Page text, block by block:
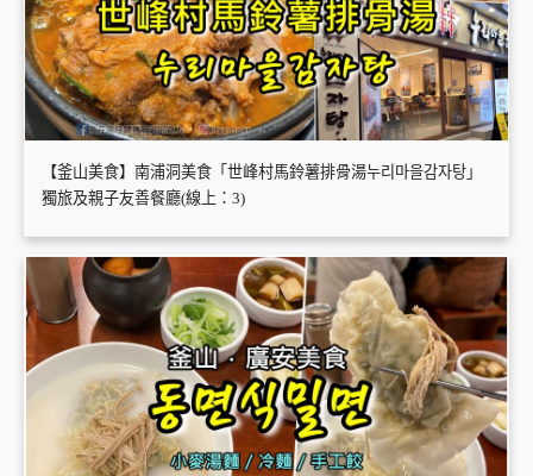
【釜山美食】南浦洞美食「世峰村馬鈴薯排骨湯누리마을감자탕」
獨旅及親子友善餐廳(線上：3)